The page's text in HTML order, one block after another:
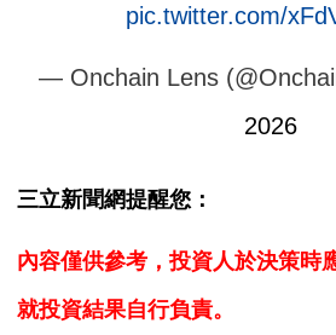
pic.twitter.com/
— Onchain Lens
2026
三立新聞網提醒您：
內容僅供參考，投資人於決策時
就投資結果自行負責。